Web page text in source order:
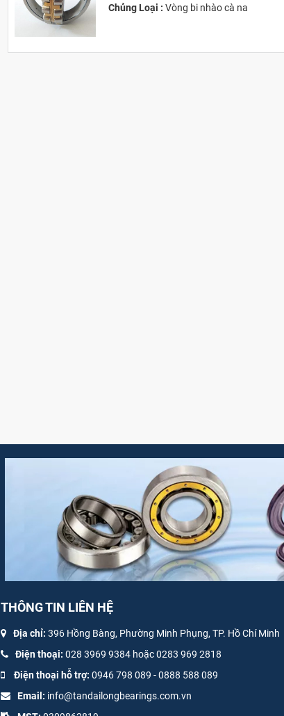
Chủng Loại :Vòng bi nhào cà na
THÔNG TIN LIÊN HỆ
Địa chỉ: 396 Hồng Bàng, Phường Minh Phụng, TP. Hồ Chí Minh
Điện thoại: 028 3969 9384 hoặc 0283 969 2818
Điện thoại hỗ trợ: 0946 798 089 -0888 588 089
Email: info@tandailongbearings.com.vn